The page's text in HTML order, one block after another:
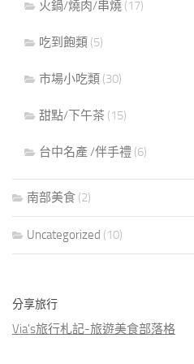
火鍋/燒肉/串燒 (17)
吃到飽類 (5)
市場小吃類 (30)
甜點/下午茶 (15)
台中名產 /伴手禮 (6)
南部美食 (2)
Uncategorized (10)
分享旅行
Via's旅行札記-旅遊美食部落格